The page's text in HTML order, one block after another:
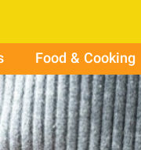
Food & Cooking